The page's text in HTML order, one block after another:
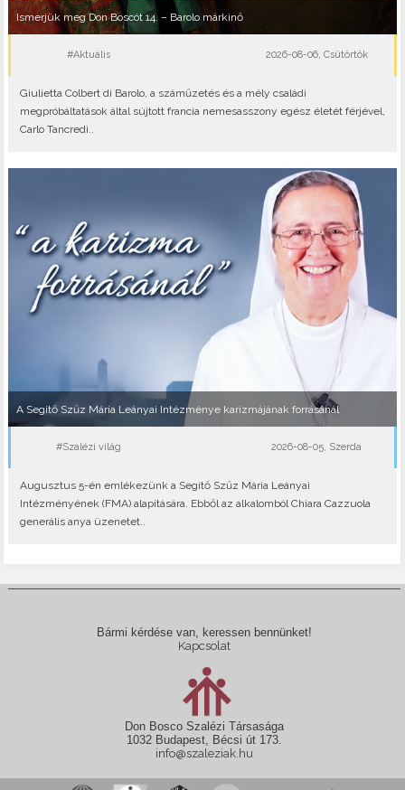
Ismerjük meg Don Boscót 14. – Barolo márkinő
#Aktuális 2026-08-06, Csütörtök
Giulietta Colbert di Barolo, a száműzetés és a mély családi
megpróbáltatások által sújtott francia nemesasszony egész életét férjével,
Carlo Tancredi..
A Segítő Szűz Mária Leányai Intézménye karizmájának forrásánál
#Szalézi világ 2026-08-05, Szerda
Augusztus 5-én emlékezünk a Segítő Szűz Mária Leányai
Intézményének (FMA) alapítására. Ebből az alkalomból Chiara Cazzuola
generális anya üzenetet..
Bármi kérdése van, keressen bennünket!
Kapcsolat
Don Bosco Szalézi Társasága
1032 Budapest, Bécsi út 173.
info@szaleziak.hu